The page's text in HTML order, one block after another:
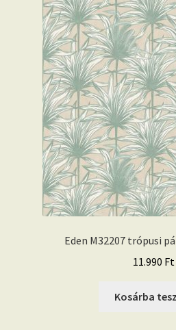
Eden M32207 trópusi
11.990 Ft
Kosárba